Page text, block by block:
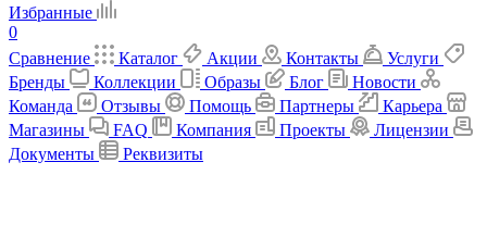
Избранные
0
Сравнение
Каталог Акции Контакты
Услуги
Бренды
Коллекции Образы Блог
Новости
Команда
Отзывы Помощь Партнеры
Карьера
Магазины
FAQ Компания Проекты
Лицензии
Документы
Реквизиты